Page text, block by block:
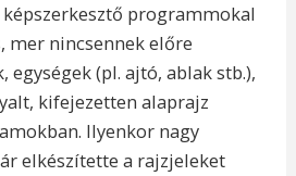
programmokal
mer nincsennek előre
(pl. ajtó, ablak stb.),
kifejezetten alaprajz
Ilyenkor nagy
elkészítette a rajzjeleket